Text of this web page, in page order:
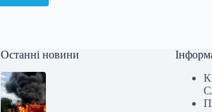
Останні новини